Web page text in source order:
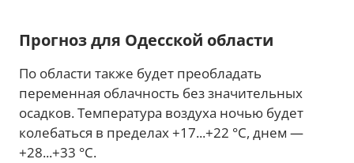
Прогноз для Одесской области
По области также будет преобладать
переменная облачность без значительных
осадков. Температура воздуха ночью будет
колебаться в пределах +17...+22 °C, днем —
+28...+33 °C.